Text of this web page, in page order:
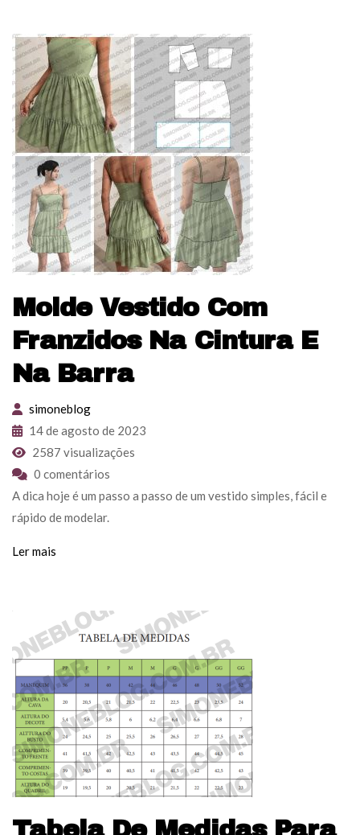
Molde Vestido Com
Franzidos Na Cintura E
Na Barra
simoneblog
14 de agosto de 2023
2587 visualizações
0 comentários
A dica hoje é um passo a passo de um vestido simples, fácil e
rápido de modelar.
Ler mais